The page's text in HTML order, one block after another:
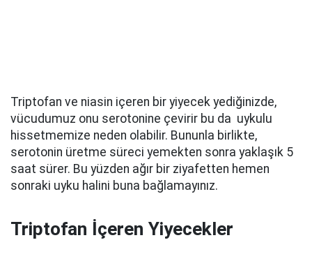
Triptofan ve niasin içeren bir yiyecek yediğinizde,
vücudumuz onu serotonine çevirir bu da uykulu
hissetmemize neden olabilir. Bununla birlikte,
serotonin üretme süreci yemekten sonra yaklaşık 5
saat sürer. Bu yüzden ağır bir ziyafetten hemen
sonraki uyku halini buna bağlamayınız.
Triptofan İçeren Yiyecekler